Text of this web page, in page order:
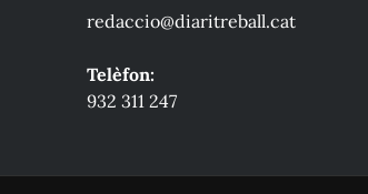
redaccio@diaritreball.cat
Telèfon:
932 311 247